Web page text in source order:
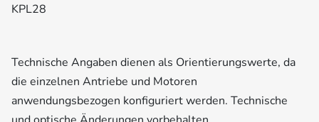
KPL28
Technische Angaben dienen als Orientierungswerte, da
die einzelnen Antriebe und Motoren
anwendungsbezogen konfiguriert werden. Technische